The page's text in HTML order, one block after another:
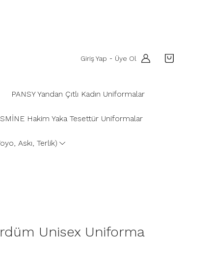
Giriş Yap - Üye Ol
PANSY Yandan Çıtlı Kadın Uniformalar
Hakim Yaka Tesettür Uniformalar
Askı, Terlik)
Unisex Uniforma